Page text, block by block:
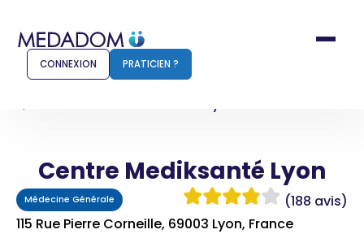
Comment ça marche ?
Pour les patients
CONNEXION PRATICIEN ?
Centre Mediksanté Lyon
Centre Mediksanté Lyon
Médecine Générale
(188 avis)
115 Rue Pierre Corneille, 69003 Lyon, France